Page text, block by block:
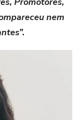
nem